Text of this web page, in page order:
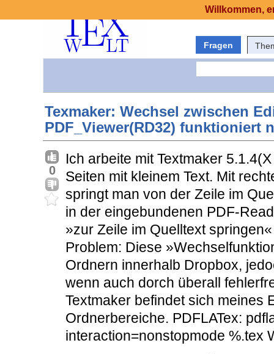
Fragen
Texmaker: Wechsel zwischen
PDF_Viewer(RD32) funktioniert
0
Ich arbeite mit Textmaker
Seiten mit kleinem Text. Mit
springt man von der Zeile im
in der eingebundenen PDF-
»zur Zeile im Quelltext
Problem: Diese
Ordnern innerhalb Dropbox,
wenn auch dorch überall
Textmaker befindet sich meines
Ordnerbereiche. PDFLATex:
interaction=nonstopmode %.tex
Willkommen,